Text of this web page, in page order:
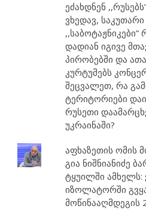
ეძახდნენ
ვხედავ, საკუთარი
დადიან იგივე
პირობებში და
კურტუმებს
შეცვალეთ, რა
ტერიტორიები
რუსეთი
უკრაინაში?
აფხაზეთის ომის
გია ნიშნიანიძე
ტყუილში ამხელს:
იზოლატორში
მოწინააღმდეგის